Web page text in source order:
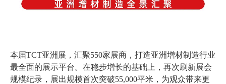
本届TCT亚洲展，汇聚550家展商，打造亚洲增材制造行业
最全面的展示平台。在稳步增长的基础上，再次刷新展会
规模纪录，展出规模首次突破55,000平米，为观众带来更